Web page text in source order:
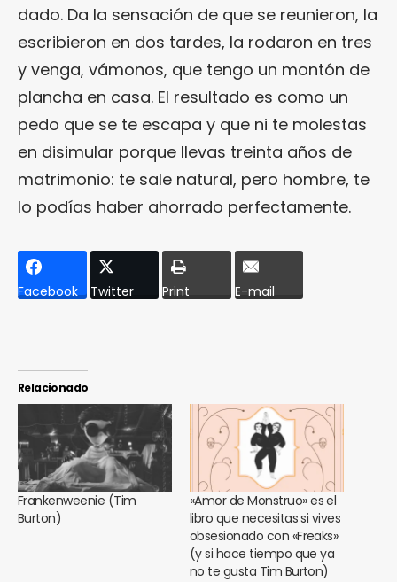
dado. Da la sensación de que se reunieron, la
escribieron en dos tardes, la rodaron en tres
y venga, vámonos, que tengo un montón de
plancha en casa. El resultado es como un
pedo que se te escapa y que ni te molestas
en disimular porque llevas treinta años de
matrimonio: te sale natural, pero hombre, te
lo podías haber ahorrado perfectamente.
Facebook Twitter Print E-mail
Relacionado
Frankenweenie (Tim
Burton)
«Amor de Monstruo» es el
libro que necesitas si vives
obsesionado con «Freaks»
(y si hace tiempo que ya
no te gusta Tim Burton)